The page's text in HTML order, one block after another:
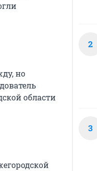
но
области
2
3